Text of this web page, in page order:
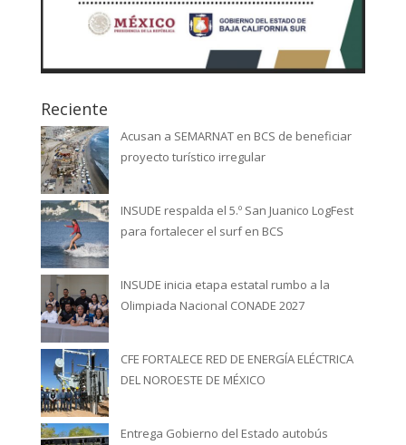
Reciente
Acusan a SEMARNAT en BCS de beneficiar
proyecto turístico irregular
INSUDE respalda el 5.º San Juanico LogFest
para fortalecer el surf en BCS
INSUDE inicia etapa estatal rumbo a la
Olimpiada Nacional CONADE 2027
CFE FORTALECE RED DE ENERGÍA ELÉCTRICA
DEL NOROESTE DE MÉXICO
Entrega Gobierno del Estado autobús